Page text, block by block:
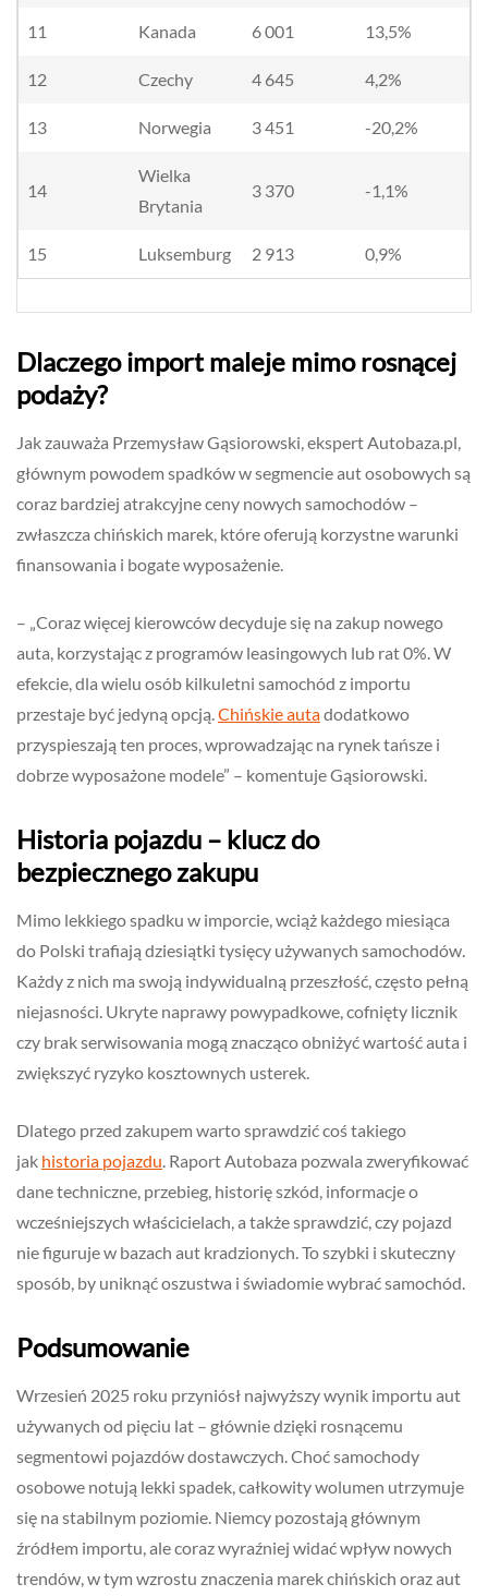
11 Kanada 6 001 13,5%
12 Czechy 4 645 4,2%
13 Norwegia 3 451 -20,2%
14
Wielka
Brytania
3 370 -1,1%
15 Luksemburg 2 913 0,9%
Dlaczego import maleje mimo rosnącej
podaży?
Jak zauważa Przemysław Gąsiorowski, ekspert Autobaza.pl,
głównym powodem spadków w segmencie aut osobowych są
coraz bardziej atrakcyjne ceny nowych samochodów –
zwłaszcza chińskich marek, które oferują korzystne warunki
finansowania i bogate wyposażenie.
– „Coraz więcej kierowców decyduje się na zakup nowego
auta, korzystając z programów leasingowych lub rat 0%. W
efekcie, dla wielu osób kilkuletni samochód z importu
przestaje być jedyną opcją. Chińskie autadodatkowo
przyspieszają ten proces, wprowadzając na rynek tańsze i
dobrze wyposażone modele” – komentuje Gąsiorowski.
Historia pojazdu – klucz do
bezpiecznego zakupu
Mimo lekkiego spadku w imporcie, wciąż każdego miesiąca
do Polski trafiają dziesiątki tysięcy używanych samochodów.
Każdy z nich ma swoją indywidualną przeszłość, często pełną
niejasności. Ukryte naprawy powypadkowe, cofnięty licznik
czy brak serwisowania mogą znacząco obniżyć wartość auta i
zwiększyć ryzyko kosztownych usterek.
Dlatego przed zakupem warto sprawdzić coś takiego
jak historia pojazdu . Raport Autobaza pozwala zweryfikować
dane techniczne, przebieg, historię szkód, informacje o
wcześniejszych właścicielach, a także sprawdzić, czy pojazd
nie figuruje w bazach aut kradzionych. To szybki i skuteczny
sposób, by uniknąć oszustwa i świadomie wybrać samochód.
Podsumowanie
Wrzesień 2025 roku przyniósł najwyższy wynik importu aut
używanych od pięciu lat – głównie dzięki rosnącemu
segmentowi pojazdów dostawczych. Choć samochody
osobowe notują lekki spadek, całkowity wolumen utrzymuje
się na stabilnym poziomie. Niemcy pozostają głównym
źródłem importu, ale coraz wyraźniej widać wpływ nowych
trendów, w tym wzrostu znaczenia marek chińskich oraz aut